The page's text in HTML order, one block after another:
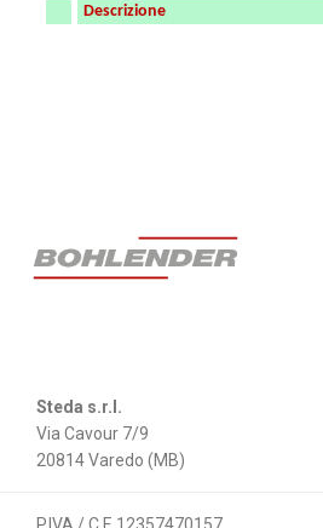
Descrizione
Steda s.r.l.
Via Cavour 7/9
20814 Varedo (MB)
P.IVA / C.F. 12357470157